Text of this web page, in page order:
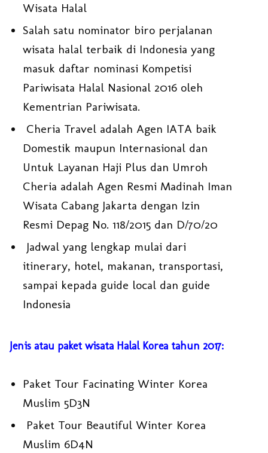
Wisata Halal
Salah satu nominator biro perjalanan
wisata halal terbaik di Indonesia yang
masuk daftar nominasi Kompetisi
Pariwisata Halal Nasional 2016 oleh
Kementrian Pariwisata.
Cheria Travel adalah Agen IATA baik
Domestik maupun Internasional dan
Untuk Layanan Haji Plus dan Umroh
Cheria adalah Agen Resmi Madinah Iman
Wisata Cabang Jakarta dengan Izin
Resmi Depag No. 118/2015 dan D/70/20
Jadwal yang lengkap mulai dari
itinerary, hotel, makanan, transportasi,
sampai kepada guide local dan guide
Indonesia
Jenis atau paket wisata Halal Korea tahun 2017:
Paket Tour Facinating Winter Korea
Muslim 5D3N
Paket Tour Beautiful Winter Korea
Muslim 6D4N